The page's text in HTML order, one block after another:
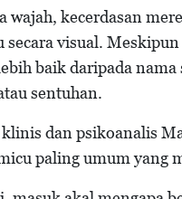
wajah, kecerdasan
secara visual.
baik daripada
sentuhan.
dan psikoanalis
paling umum yang